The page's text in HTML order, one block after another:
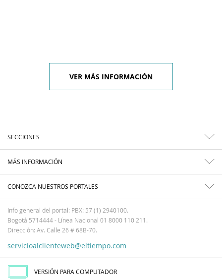
VER MÁS INFORMACIÓN
SECCIONES
MÁS INFORMACIÓN
CONOZCA NUESTROS PORTALES
Info general del portal: PBX: 57 (1) 2940100.
Bogotá 5714444 - Línea Nacional 01 8000 110 211.
Dirección: Av. Calle 26 # 68B-70.
servicioalclienteweb@eltiempo.com
VERSIÓN PARA COMPUTADOR